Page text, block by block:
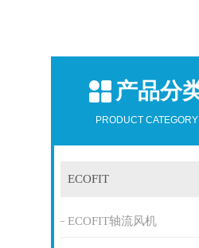
产品分
PRODUCT CATEGORY
ECOFIT
ECOFIT轴流风机